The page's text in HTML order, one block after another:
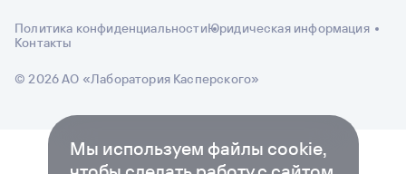
© 2026 АО «Лаборатория Касперского»
Политика конфиденциальностиЮридическая информация
Контакты
Мы используем файлы cookie,